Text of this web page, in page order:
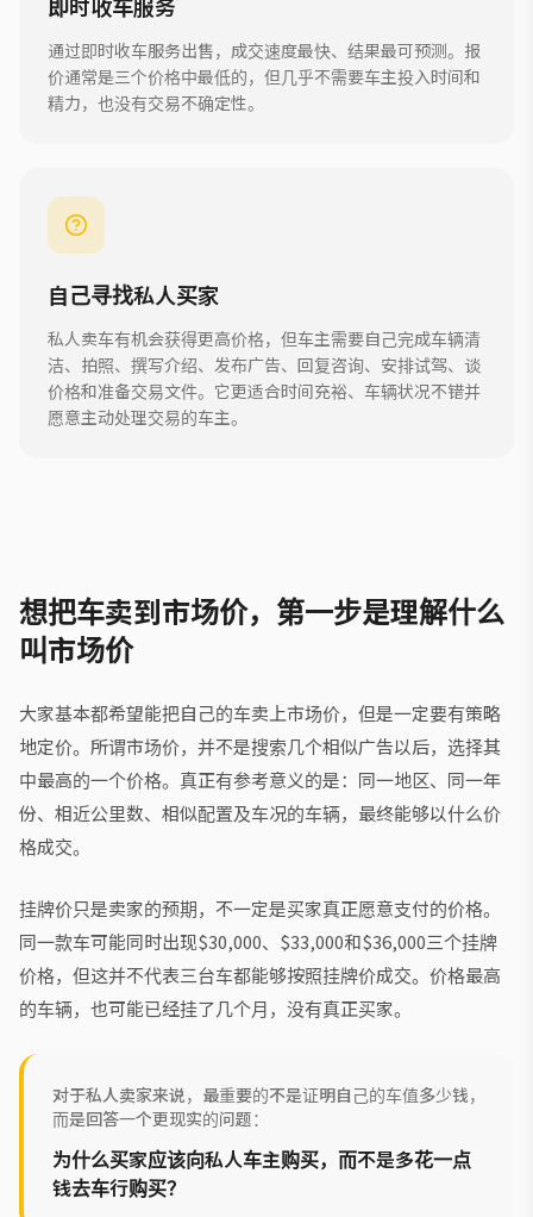
通过即时收车服务出售，成交速度最快、结果最可预测。报
价通常是三个价格中最低的，但几乎不需要车主投入时间和
精力，也没有交易不确定性。
自己寻找私人买家
私人卖车有机会获得更高价格，但车主需要自己完成车辆清
洁、拍照、撰写介绍、发布广告、回复咨询、安排试驾、谈
价格和准备交易文件。它更适合时间充裕、车辆状况不错并
愿意主动处理交易的车主。
想把车卖到市场价，第一步是理解什么
叫市场价
大家基本都希望能把自己的车卖上市场价，但是一定要有策略
地定价。所谓市场价，并不是搜索几个相似广告以后，选择其
中最高的一个价格。真正有参考意义的是：同一地区、同一年
份、相近公里数、相似配置及车况的车辆，最终能够以什么价
格成交。
挂牌价只是卖家的预期，不一定是买家真正愿意支付的价格。
同一款车可能同时出现$30,000、$33,000和$36,000三个挂牌
价格，但这并不代表三台车都能够按照挂牌价成交。价格最高
的车辆，也可能已经挂了几个月，没有真正买家。
对于私人卖家来说，最重要的不是证明自己的车值多少钱，
而是回答一个更现实的问题：
为什么买家应该向私人车主购买，而不是多花一点
钱去车行购买？